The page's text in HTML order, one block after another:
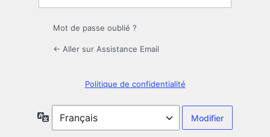
Mot de passe oublié ?
← Aller sur Assistance Email
Politique de confidentialité
Langue